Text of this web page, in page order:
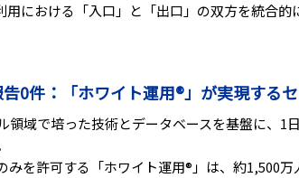
用における「入口」と「出口」の双方を統合
0件：「ホワイト運用®」が実現する
領域で培った技術とデータベースを基盤に、1
みを許可する「ホワイト運用®」は、約1,500